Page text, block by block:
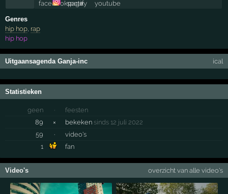
Genres
hip hop, rap
hip hop
Uitgaansagenda Ganja-inc ical
Statistieken
geen ·
feesten
89
× bekeken sinds 12 juli 2022
59
·
video's
1
fan
Video's overzicht van alle video's